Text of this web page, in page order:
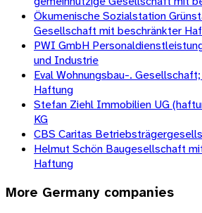
Ökumenische Sozialstation
Gesellschaft mit beschränkter
PWI GmbH
und Industrie
Eval Wohnungsbau-.
Haftung
Stefan Ziehl Immobilien UG
KG
CBS Caritas
Helmut Schön Baugesellschaft
Haftung
More Germany companies